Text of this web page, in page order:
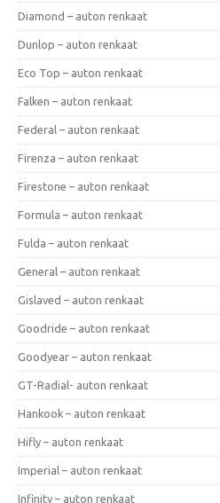
Diamond – auton renkaat
Dunlop – auton renkaat
Eco Top – auton renkaat
Falken – auton renkaat
Federal – auton renkaat
Firenza – auton renkaat
Firestone – auton renkaat
Formula – auton renkaat
Fulda – auton renkaat
General – auton renkaat
Gislaved – auton renkaat
Goodride – auton renkaat
Goodyear – auton renkaat
GT-Radial- auton renkaat
Hankook – auton renkaat
Hifly – auton renkaat
Imperial – auton renkaat
Infinity – auton renkaat